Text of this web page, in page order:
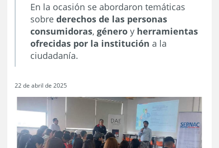
En la ocasión se abordaron temáticas
sobre derechos de las personas
consumidoras, género y herramientas
ofrecidas por la institución a la
ciudadanía.
22 de abril de 2025